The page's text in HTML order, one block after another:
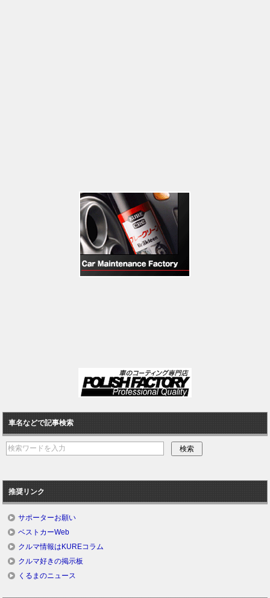
車名などで記事検索
推奨リンク
サポーターお願い
ベストカーWeb
クルマ情報はKUREコラム
クルマ好きの掲示板
くるまのニュース